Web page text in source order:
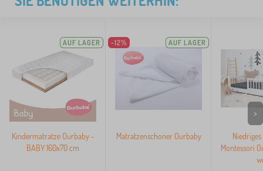
AUF LAGER
Kindermatratze Ourbaby -
BABY 160x70 cm
-12% AUF LAGER
Matratzenschoner Ourbaby
Montessori
>